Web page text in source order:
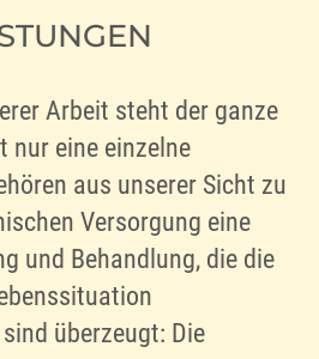
Arbeit steht der ganze
nur eine einzelne
aus unserer Sicht zu
Versorgung eine
und Behandlung, die die
überzeugt: Die